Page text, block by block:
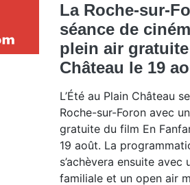
La Roche-sur-
séance de
plein air
Château le 19
L’Été au Plain Château
Roche-sur-Foron avec
gratuite du film En
19 août. La
s’achèvera ensuite avec
familiale et un open air